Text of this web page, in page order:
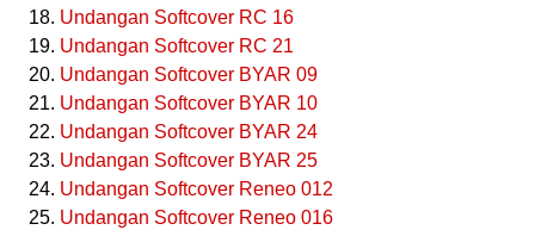
Undangan Softcover RC 16
Undangan Softcover RC 21
Undangan Softcover BYAR 09
Undangan Softcover BYAR 10
Undangan Softcover BYAR 24
Undangan Softcover BYAR 25
Undangan Softcover Reneo 012
Undangan Softcover Reneo 016